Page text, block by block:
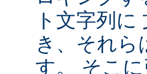
ト文字列
き、それら
す。 そこ